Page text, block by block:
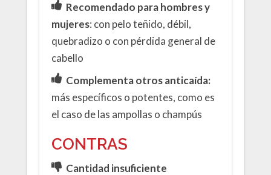
Recomendado para hombres y
mujeres: con pelo teñido, débil,
quebradizo o con pérdida general de
cabello
Complementa otros anticaída:
más específicos o potentes, como es
el caso de las ampollas o champús
CONTRAS
Cantidad insuficiente